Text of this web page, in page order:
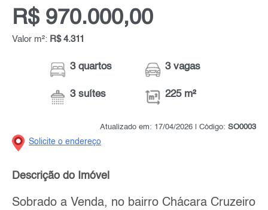
R$ 970.000,00
Valor m²: R$ 4.311
3 quartos
3 suítes
3 vagas
225 m²
Atualizado em: 17/04/2026 | Código: SO0003
Solicite o endereço
Descrição do Imóvel
Sobrado a Venda, no bairro Chácara Cruzeiro